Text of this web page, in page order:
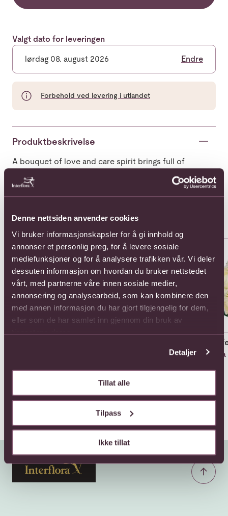
Denne nettsiden anvender cookies
Vi bruker informasjonskapsler for å gi innhold og
annonser et personlig preg, for å levere sosiale
mediefunksjoner og for å analysere trafikken vår. Vi deler
dessuten informasjon om hvordan du bruker nettstedet
vårt, med partnerne våre innen sosiale medier,
annonsering og analysearbeid, som kan kombinere den
med annen informasjon du har gjort tilgjengelig for dem,
eller som de har samlet inn gjennom din bruk av
tjenestene deres.
Detaljer
Tillat alle
Tilpass
Ikke tillat
Valgt dato for leveringen
lørdag 08. august 2026 Endre
Forbehold ved levering i utlandet
Produktbeskrivelse
A bouquet of love and care spirit brings full of
Populære buketter i Thailand
Se mer om 12 Roses Long StemSe mer om 12 Roses Short